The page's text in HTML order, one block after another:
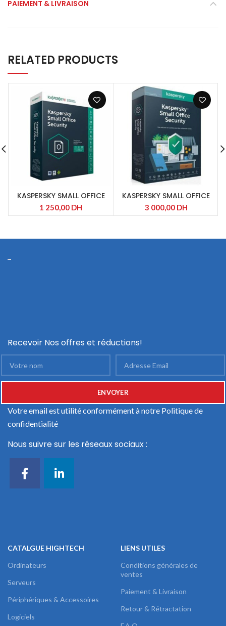
PAIEMENT & LIVRAISON
RELATED PRODUCTS
KASPERSKY SMALL OFFICE
SECURITY 7-1 SERV + 5 POST
1 250,00 DH
KASPERSKY SMALL OFFICE
SECURITY 7-2, 20 POSTES +
2 SERVEUR
3 000,00 DH
Recevoir Nos offres et réductions!
Votre email est utilité conformément à notre Politique de
confidentialité
Nous suivre sur les réseaux sociaux :
CATALGUE HIGHTECH
Ordinateurs
Serveurs
Périphériques & Accessoires
Logiciels
LIENS UTILES
Conditions générales de
ventes
Paiement & Livraison
Retour & Rétractation